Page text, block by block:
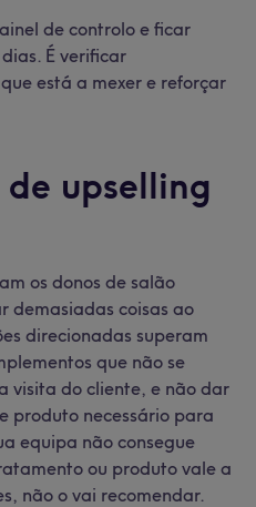
de controlo e ficar
É verificar
está a mexer e reforçar
de upselling
os donos de salão
demasiadas coisas ao
direcionadas superam
que não se
visita do cliente, e não dar
produto necessário para
equipa não consegue
ou produto vale a
não o vai recomendar.